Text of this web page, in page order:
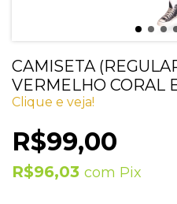
CAMISETA
VERMELHO CORAL
Clique e veja!
R$99,00
R$96,03 com Pix